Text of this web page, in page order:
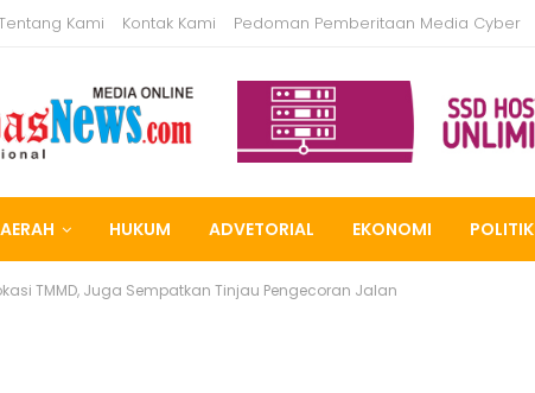
Kami Kontak Kami Pedoman Pemberitaan Media Cyber
HUKUM ADVETORIAL EKONOMI POLITIK
TMMD, Juga Sempatkan Tinjau Pengecoran Jalan